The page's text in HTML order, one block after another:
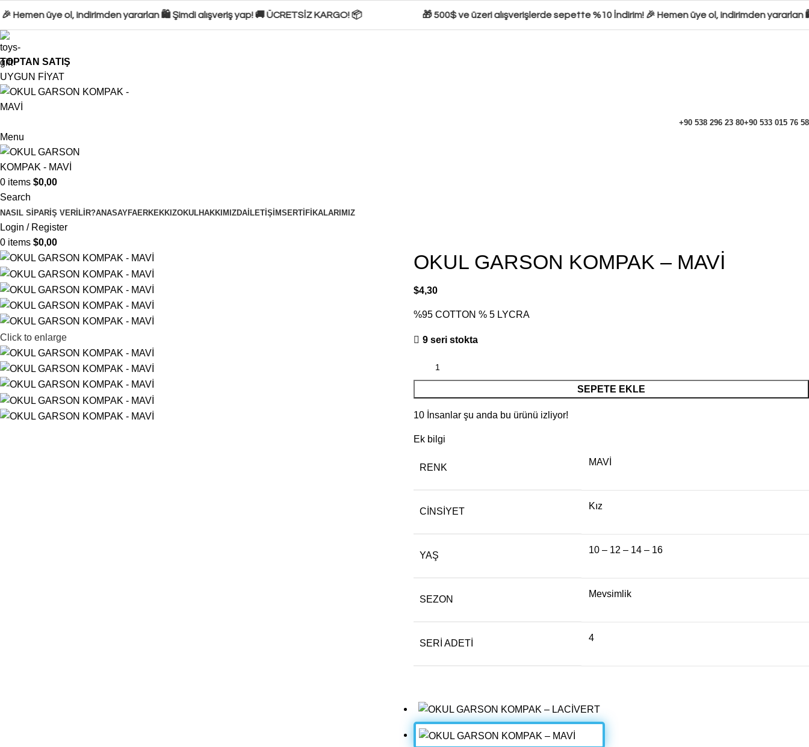
üye ol, indirimden yararlan 🛍️ Şimdi alışveriş yap! 🚚 ÜCRETSİZ KARGO! 📦 🎁 500$ ve üzeri alışverişlerde sepette %10 İndirim! 🎉 Hemen üye ol, indirimden yararlan 🛍️
TOPTAN SATIŞ
UYGUN FİYAT
+90 538 296 23 80+90 533 015 76 58
Menu
0 items $0,00
Search
NASIL SIPARIŞ VERILIR?ANASAYFAERKEKKIZOKULHAKKIMIZDA İLETIŞIMSERTIFIKALARIMIZ
Login / Register
0 items $0,00
Click to enlarge
OKUL GARSON KOMPAK – MAVİ
$4,30
%95 COTTON % 5 LYCRA
9 seri stokta
SEPETE EKLE
10 İnsanlar şu anda bu ürünü izliyor!
Ek bilgi
RENK
MAVİ
CINSIYET
Kız
YAŞ
10 – 12 – 14 – 16
SEZON
Mevsimlik
SERI ADETI
4